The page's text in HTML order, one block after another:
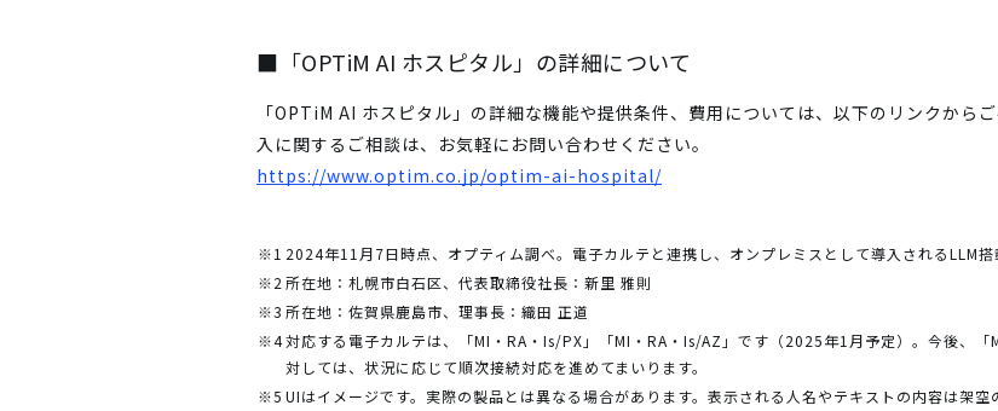
■「OPTiM AI ホスピタル」の詳細について
「OPTiM AI ホスピタル」の詳細な機能や提供条件、費用については、以下のリンクから
入に関するご相談は、お気軽にお問い合わせください。
https://www.optim.co.jp/optim-ai-hospital/
※1 2024年11月7日時点、オプティム調べ。電子カルテと連携し、オンプレミスとして導入されるLLM搭
※2 所在地：札幌市白石区、代表取締役社長：新里 雅則
※3 所在地：佐賀県鹿島市、理事長：織田 正道
※4対応する電子カルテは、「MI・RA・Is/PX」「MI・RA・Is/AZ」です（2025年1月予定）。今後、「
対しては、状況に応じて順次接続対応を進めてまいります。
※5 UIはイメージです。実際の製品とは異なる場合があります。表示される人名やテキストの内容は架空